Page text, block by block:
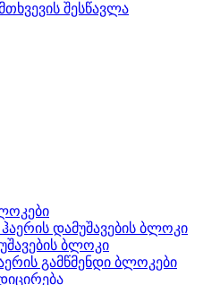
შესწავლა
დამუშავების ბლოკი
ბლოკი
გამწმენდი ბლოკები